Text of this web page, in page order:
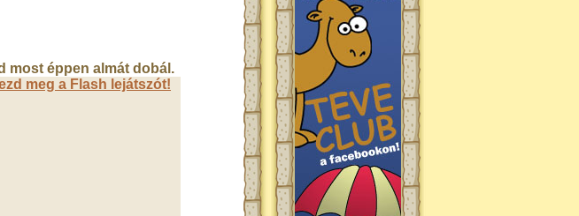
most éppen almát dobál.
meg a Flash lejátszót!